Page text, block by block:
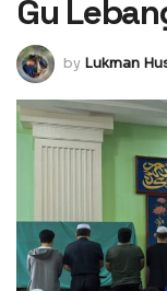
Gu
by Lukman